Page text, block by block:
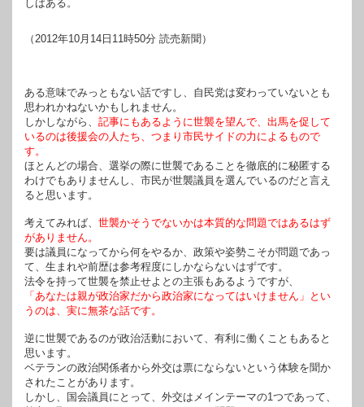
しばある。
（2012年10月14日11時50分 読売新聞）
ある意味でみっともない話ですし、自民党は変わっていないとも
思われかねないかもしれません。
しかしながら、 記事にもあるように世襲を望んで、出馬を促して
いるのは後援会の人たち、つまり市民サイドの力によるもので
す。
ほとんどの場合、選挙の際に世襲であることを徹底的に秘匿する
わけでもありませんし、市民が世襲議員を選んでいるのだと言え
ると思います。
考えてみれば、 世襲かそうでないかは本質的な問題ではあるはず
がありません。
要は議員になってから何をやるか、政策や姿勢こそが問題であっ
て、生まれや前歴は参考程度にしかならないはずです。
法令を持って世襲を禁止せよとの主張もあるようですが、
「あなたは親が政治家だから政治家になってはいけません」とい
うのは、実に無茶な話です。
逆に世襲であるのが政治活動において、有利に働くこともあると
思います。
ベテランの政治関係者から外交は票にならないという体験を聞か
されたことがあります。
しかし、国会議員にとって、外交はメインテーマの1つであって、